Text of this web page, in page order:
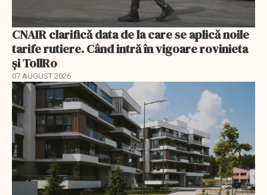
CNAIR clarifică data de la care se aplică noile
tarife rutiere. Când intră în vigoare rovinieta
și TollRo
07 AUGUST 2026